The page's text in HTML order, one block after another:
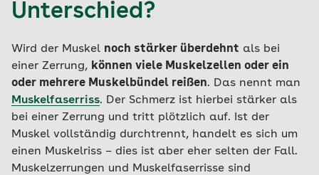
Unterschied?
Wird der Muskel noch stärker überdehnt als bei
einer Zerrung, können viele Muskelzellen oder ein
oder mehrere Muskelbündel reißen. Das nennt man
Muskelfaserriss. Der Schmerz ist hierbei stärker als
bei einer Zerrung und tritt plötzlich auf. Ist der
Muskel vollständig durchtrennt, handelt es sich um
einen Muskelriss – dies ist aber eher selten der Fall.
Muskelzerrungen und Muskelfaserrisse sind